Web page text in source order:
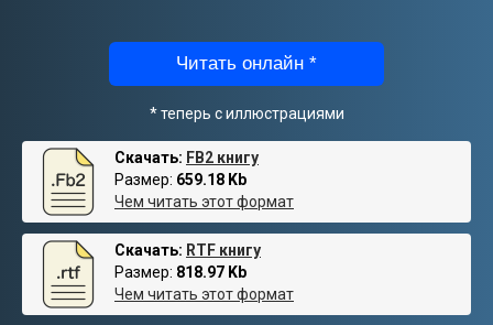
Читать онлайн *
* теперь с иллюстрациями
Скачать: FB2 книгу
Размер: 659.18 Kb
Чем читать этот формат
Скачать: RTF книгу
Размер: 818.97 Kb
Чем читать этот формат